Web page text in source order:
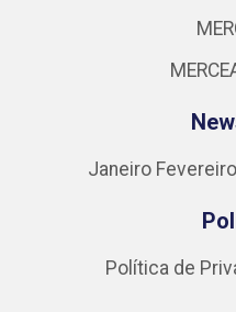
Janeiro Fevereiro
Política de